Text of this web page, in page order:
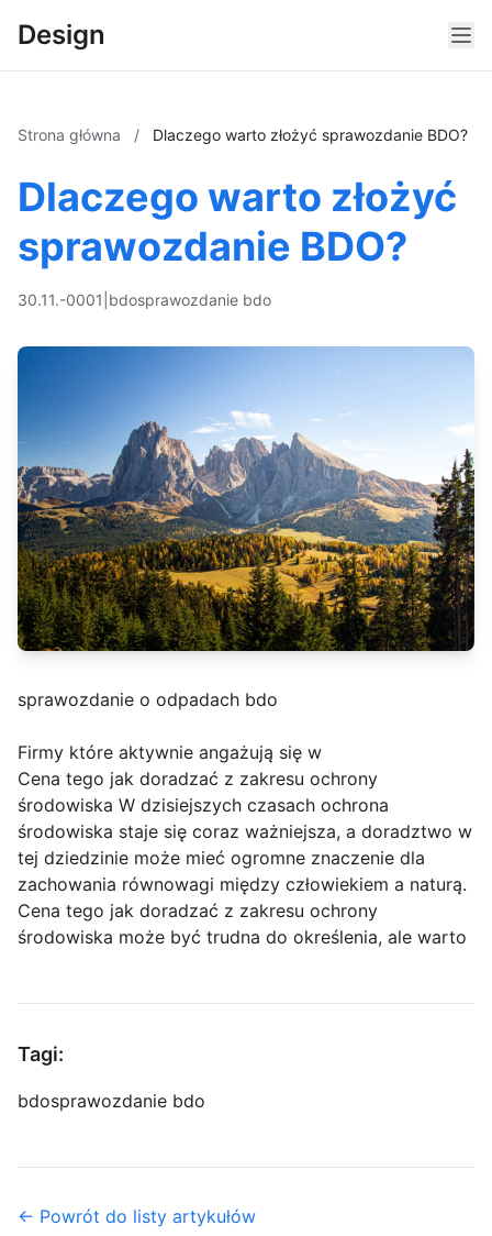
Design
Strona główna / Dlaczego warto złożyć sprawozdanie BDO?
Dlaczego warto złożyć
sprawozdanie BDO?
30.11.-0001 bdosprawozdanie bdo
sprawozdanie o odpadach bdo
Firmy które aktywnie angażują się w
Cena tego jak doradzać z zakresu ochrony
środowiska W dzisiejszych czasach ochrona
środowiska staje się coraz ważniejsza, a doradztwo w
tej dziedzinie może mieć ogromne znaczenie dla
zachowania równowagi między człowiekiem a naturą.
Cena tego jak doradzać z zakresu ochrony
środowiska może być trudna do określenia, ale warto
Tagi:
bdosprawozdanie bdo
← Powrót do listy artykułów